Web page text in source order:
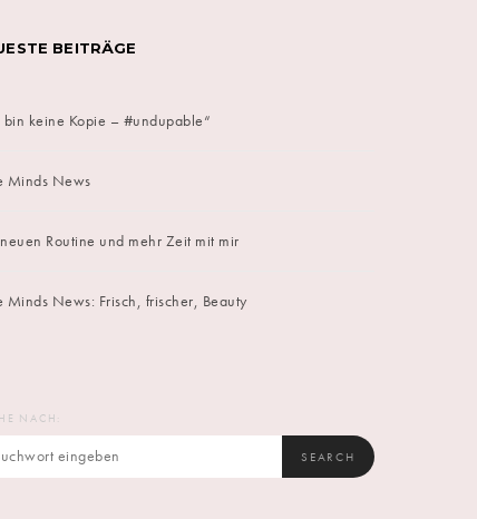
BEITRÄGE
bin keine Kopie – #undupable“
Minds News
Routine und mehr Zeit mit mir
Minds News: Frisch, frischer, Beauty
NACH:
SEARCH